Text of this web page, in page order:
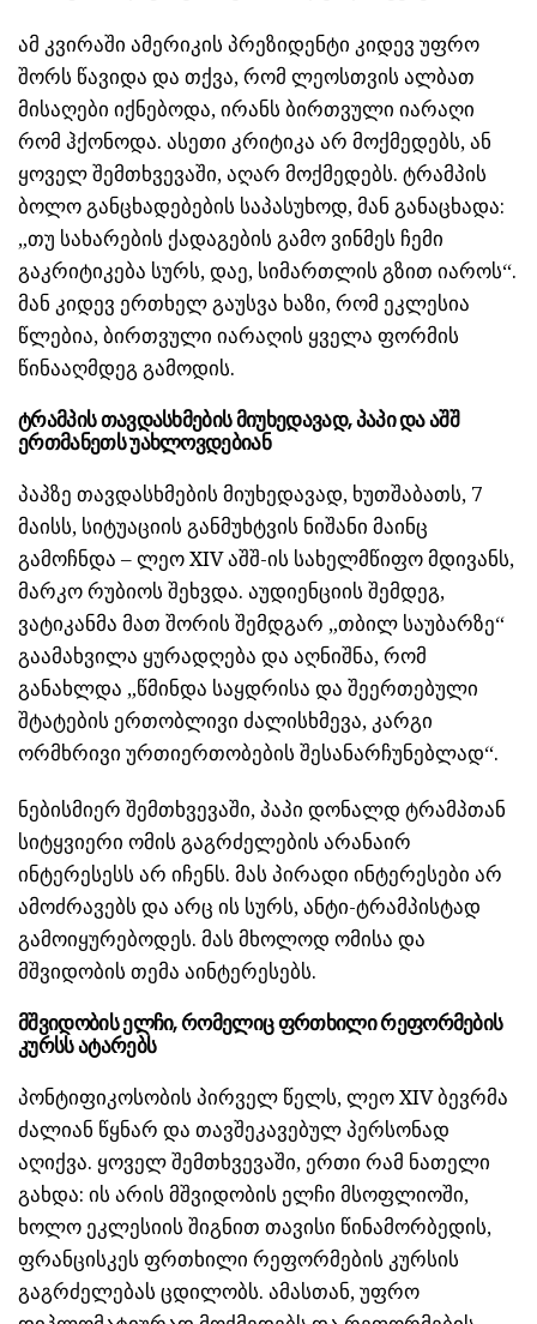
ამ კვირაში ამერიკის პრეზიდენტი კიდევ უფრო
შორს წავიდა და თქვა, რომ ლეოსთვის ალბათ
მისაღები იქნებოდა, ირანს ბირთვული იარაღი
რომ ჰქონოდა. ასეთი კრიტიკა არ მოქმედებს, ან
ყოველ შემთხვევაში, აღარ მოქმედებს. ტრამპის
ბოლო განცხადებების საპასუხოდ, მან განაცხადა:
„თუ სახარების ქადაგების გამო ვინმეს ჩემი
გაკრიტიკება სურს, დაე, სიმართლის გზით იაროს“.
მან კიდევ ერთხელ გაუსვა ხაზი, რომ ეკლესია
წლებია, ბირთვული იარაღის ყველა ფორმის
წინააღმდეგ გამოდის.
ტრამპის თავდასხმების მიუხედავად, პაპი და აშშ
ერთმანეთს უახლოვდებიან
პაპზე თავდასხმების მიუხედავად, ხუთშაბათს, 7
მაისს, სიტუაციის განმუხტვის ნიშანი მაინც
გამოჩნდა – ლეო XIV აშშ-ის სახელმწიფო მდივანს,
მარკო რუბიოს შეხვდა. აუდიენციის შემდეგ,
ვატიკანმა მათ შორის შემდგარ „თბილ საუბარზე“
გაამახვილა ყურადღება და აღნიშნა, რომ
განახლდა „წმინდა საყდრისა და შეერთებული
შტატების ერთობლივი ძალისხმევა, კარგი
ორმხრივი ურთიერთობების შესანარჩუნებლად“.
ნებისმიერ შემთხვევაში, პაპი დონალდ ტრამპთან
სიტყვიერი ომის გაგრძელების არანაირ
ინტერესესს არ იჩენს. მას პირადი ინტერესები არ
ამოძრავებს და არც ის სურს, ანტი-ტრამპისტად
გამოიყურებოდეს. მას მხოლოდ ომისა და
მშვიდობის თემა აინტერესებს.
მშვიდობის ელჩი, რომელიც ფრთხილი რეფორმების
კურსს ატარებს
პონტიფიკოსობის პირველ წელს, ლეო XIV ბევრმა
ძალიან წყნარ და თავშეკავებულ პერსონად
აღიქვა. ყოველ შემთხვევაში, ერთი რამ ნათელი
გახდა: ის არის მშვიდობის ელჩი მსოფლიოში,
ხოლო ეკლესიის შიგნით თავისი წინამორბედის,
ფრანცისკეს ფრთხილი რეფორმების კურსის
გაგრძელებას ცდილობს. ამასთან, უფრო